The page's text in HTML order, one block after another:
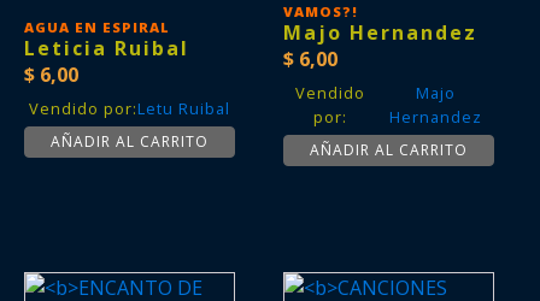
AGUA EN ESPIRAL
Leticia Ruibal
$ 6,00
Vendido por:Letu Ruibal
AÑADIR AL CARRITO
VAMOS?!
Majo Hernandez
$ 6,00
Vendido
por:
Majo
Hernandez
AÑADIR AL CARRITO